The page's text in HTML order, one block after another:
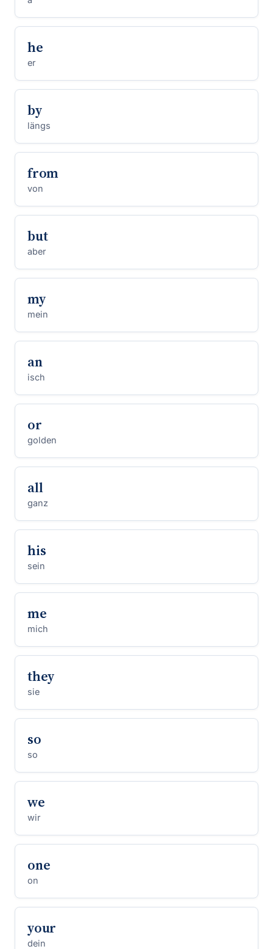
he
er
by
längs
from
von
but
aber
my
mein
an
isch
or
golden
all
ganz
his
sein
me
mich
they
sie
so
so
we
wir
one
on
your
dein